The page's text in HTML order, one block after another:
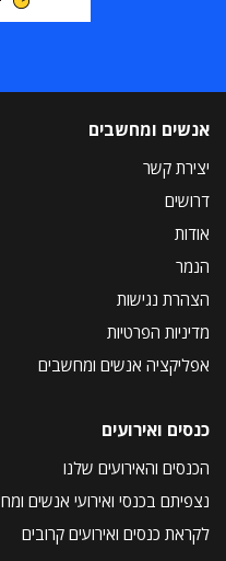
אנשים ומחשבים
יצירת קשר
דרושים
אודות
הנמר
הצהרת נגישות
מדיניות הפרטיות
אפליקציה אנשים ומחשבים
כנסים ואירועים
הכנסים והאירועים שלנו
נצפיתם בכנסי ואירועי אנשים
לקראת כנסים ואירועים קרובים